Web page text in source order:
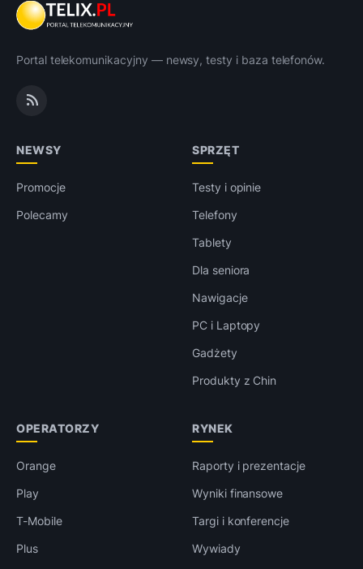
Portal telekomunikacyjny — newsy, testy i baza telefonów.
NEWSY
Promocje
Polecamy
SPRZĘT
Testy i opinie
Telefony
Tablety
Dla seniora
Nawigacje
PC i Laptopy
Gadżety
Produkty z Chin
OPERATORZY
Orange
Play
T-Mobile
Plus
RYNEK
Raporty i prezentacje
Wyniki finansowe
Targi i konferencje
Wywiady